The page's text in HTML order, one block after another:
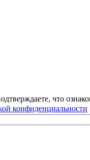
что
конфиденциальности